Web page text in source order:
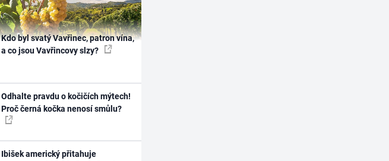
Kdo byl svatý Vavřinec, patron vína,
a co jsou Vavřincovy slzy?
Odhalte pravdu o kočičích mýtech!
Proč černá kočka nenosí smůlu?
Ibišek americký přitahuje